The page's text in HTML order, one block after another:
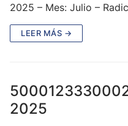
2025 – Mes: Julio –
LEER MÁS →
2025